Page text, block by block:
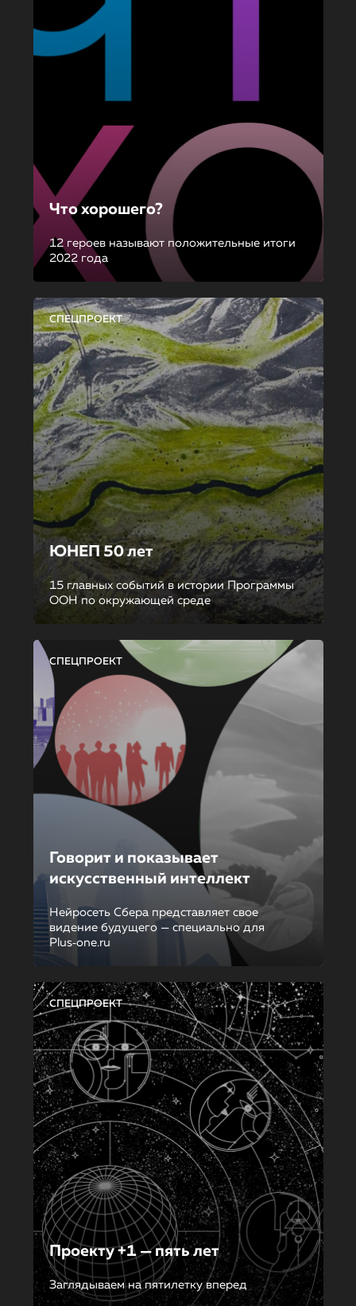
Что хорошего?
12 героев называют положительные итоги
2022 года
СПЕЦПРОЕКТ
ЮНЕП 50 лет
15 главных событий в истории Программы
ООН по окружающей среде
СПЕЦПРОЕКТ
Говорит и показывает
искусственный интеллект
Нейросеть Сбера представляет свое
видение будущего — специально для
Plus‑one.ru
СПЕЦПРОЕКТ
Проекту +1 — пять лет
Заглядываем на пятилетку вперед